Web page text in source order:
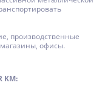
производственные
офисы.
KM: